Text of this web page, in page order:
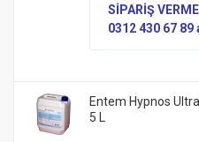
SİPARİŞ
0312 430 67 89
Entem Hypnos
5 L